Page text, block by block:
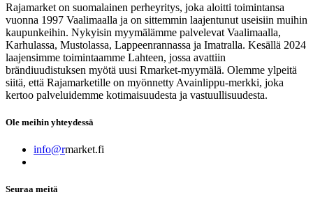
Rajamarket on suomalainen perheyritys, joka aloitti toimintansa
vuonna 1997 Vaalimaalla ja on sittemmin laajentunut useisiin muihin
kaupunkeihin. Nykyisin myymälämme palvelevat Vaalimaalla,
Karhulassa, Mustolassa, Lappeenrannassa ja Imatralla. Kesällä 2024
laajensimme toimintaamme Lahteen, jossa avattiin
brändiuudistuksen myötä uusi Rmarket-myymälä. Olemme ylpeitä
siitä, että Rajamarketille on myönnetty Avainlippu-merkki, joka
kertoo palveluidemme kotimaisuudesta ja vastuullisuudesta.
Ole meihin yhteydessä
info@rmarket.fi
Seuraa meitä